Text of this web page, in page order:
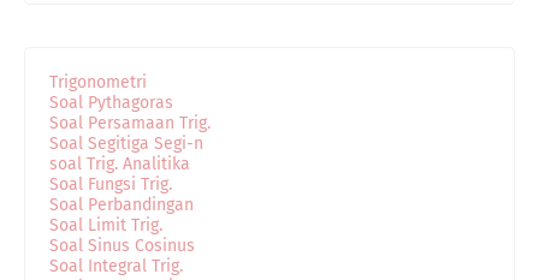
Trigonometri
Soal Pythagoras
Soal Persamaan Trig.
Soal Segitiga Segi-n
soal Trig. Analitika
Soal Fungsi Trig.
Soal Perbandingan
Soal Limit Trig.
Soal Sinus Cosinus
Soal Integral Trig.